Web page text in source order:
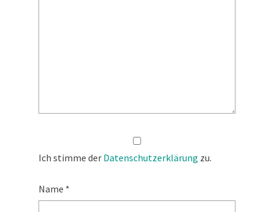
Ich stimme der Datenschutzerklärung zu.
Name *